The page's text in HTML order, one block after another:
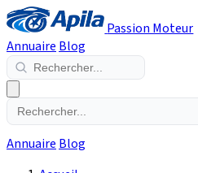
Passion Moteur
Annuaire Blog
Annuaire Blog